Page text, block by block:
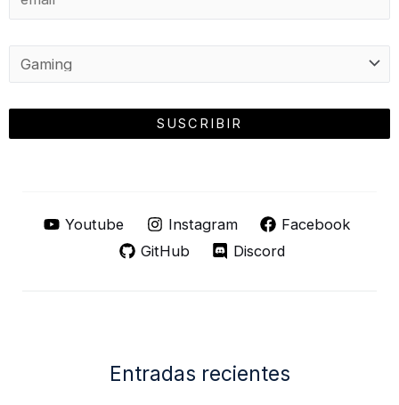
Youtube Instagram
Facebook
GitHub
Discord
Entradas recientes